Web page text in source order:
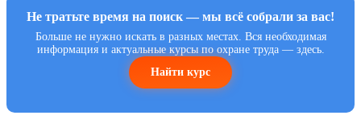
Не тратьте время на поиск — мы всё собрали за вас!
Больше не нужно искать в разных местах. Вся необходимая
информация и актуальные курсы по охране труда — здесь.
Найти курс